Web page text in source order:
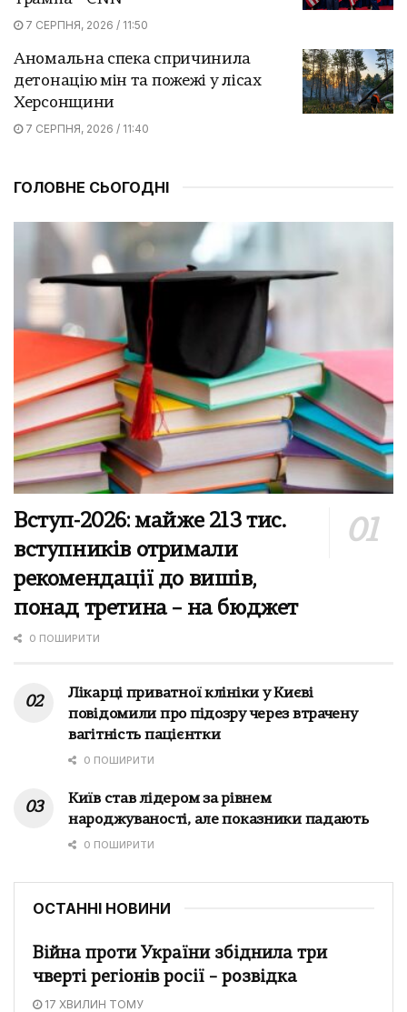
7 СЕРПНЯ, 2026 / 11:50
Аномальна спека спричинила
детонацію мін та пожежі у лісах
Херсонщини
7 СЕРПНЯ, 2026 / 11:40
ГОЛОВНЕ СЬОГОДНІ
Вступ-2026: майже 213 тис.
вступників отримали
рекомендації до вишів,
понад третина – на бюджет
0 ПОШИРИТИ
Лікарці приватної клініки у Києві
повідомили про підозру через втрачену
вагітність пацієнтки
0 ПОШИРИТИ
Київ став лідером за рівнем
народжуваності, але показники падають
0 ПОШИРИТИ
ОСТАННІ НОВИНИ
Війна проти України збіднила три
чверті регіонів росії – розвідка
17 ХВИЛИН ТОМУ